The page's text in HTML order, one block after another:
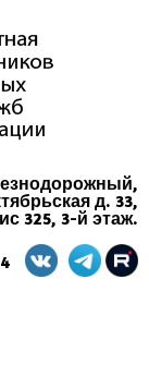
д. 33,
325, 3-й этаж.